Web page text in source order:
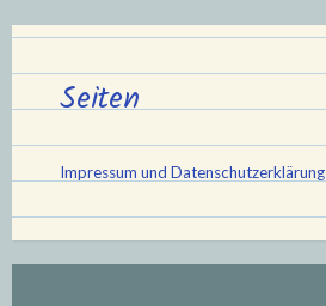
Seiten
Impressum und Datenschutzerklärung